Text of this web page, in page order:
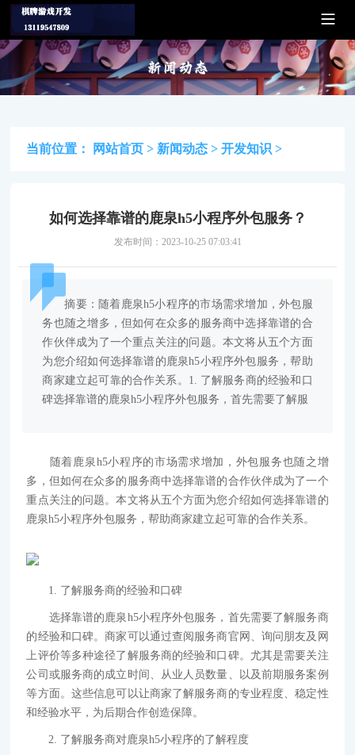
当前位置： 网站首页 > 新闻动态 >开发知识 >
如何选择靠谱的鹿泉h5小程序外包服务？
发布时间：2023-10-25 07:03:41
摘要：随着鹿泉h5小程序的市场需求增加，外包服
务也随之增多，但如何在众多的服务商中选择靠谱的合
作伙伴成为了一个重点关注的问题。本文将从五个方面
为您介绍如何选择靠谱的鹿泉h5小程序外包服务，帮助
商家建立起可靠的合作关系。1. 了解服务商的经验和口
碑选择靠谱的鹿泉h5小程序外包服务，首先需要了解服
随着鹿泉h5小程序的市场需求增加，外包服务也随之增
多，但如何在众多的服务商中选择靠谱的合作伙伴成为了一个
重点关注的问题。本文将从五个方面为您介绍如何选择靠谱的
鹿泉h5小程序外包服务，帮助商家建立起可靠的合作关系。
1. 了解服务商的经验和口碑
选择靠谱的鹿泉h5小程序外包服务，首先需要了解服务商
的经验和口碑。商家可以通过查阅服务商官网、询问朋友及网
上评价等多种途径了解服务商的经验和口碑。尤其是需要关注
公司或服务商的成立时间、从业人员数量、以及前期服务案例
等方面。这些信息可以让商家了解服务商的专业程度、稳定性
和经验水平，为后期合作创造保障。
2. 了解服务商对鹿泉h5小程序的了解程度